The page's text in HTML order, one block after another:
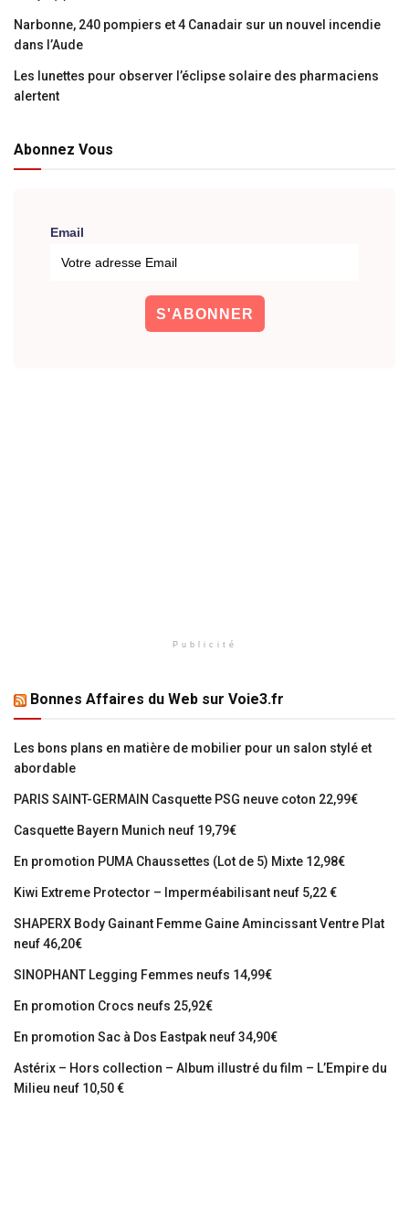
Narbonne, 240 pompiers et 4 Canadair sur un nouvel incendie
dans l’Aude
Les lunettes pour observer l’éclipse solaire des pharmaciens
alertent
Abonnez Vous
Email
Publicité
Bonnes Affaires du Web sur Voie3.fr
Les bons plans en matière de mobilier pour un salon stylé et
abordable
PARIS SAINT-GERMAIN Casquette PSG neuve coton 22,99€
Casquette Bayern Munich neuf 19,79€
En promotion PUMA Chaussettes (Lot de 5) Mixte 12,98€
Kiwi Extreme Protector – Imperméabilisant neuf 5,22 €
SHAPERX Body Gainant Femme Gaine Amincissant Ventre Plat
neuf 46,20€
SINOPHANT Legging Femmes neufs 14,99€
En promotion Crocs neufs 25,92€
En promotion Sac à Dos Eastpak neuf 34,90€
Astérix – Hors collection – Album illustré du film – L’Empire du
Milieu neuf 10,50 €